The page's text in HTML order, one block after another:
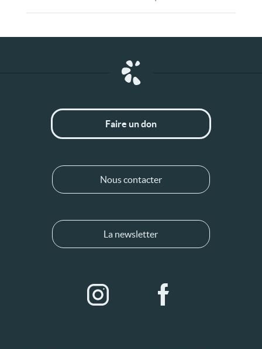
Faire un don
Nous contacter
La newsletter